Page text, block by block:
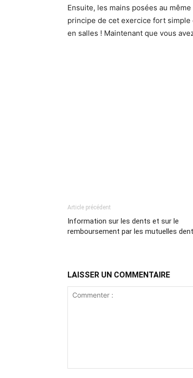
Ensuite, les mains posées au
principe de cet exercice fort
en salles ! Maintenant que vous
Article précédent
Information sur les dents et sur le
remboursement par les mutuelles
LAISSER UN COMMENTAIRE